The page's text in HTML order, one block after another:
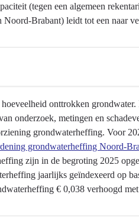
(tegen een algemeen
Noord-Brabant) leidt tot een naar
onttrokken
onderzoek, metingen en
grondwaterheffing. Voor
grondwaterheffing Noord-
zijn in de begroting 2025
jaarlijks geïndexeerd op
€ 0,038 verhoogd